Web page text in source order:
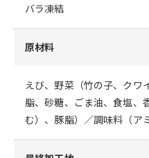
バラ凍結
原材料
えび、野菜（竹の子、クワ
脂、砂糖、ごま油、食塩、
む）、豚脂）／調味料（ア